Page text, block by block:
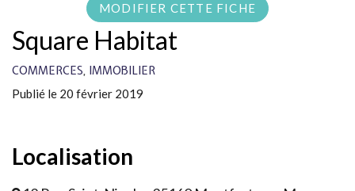
MODIFIER CETTE FICHE
Square Habitat
COMMERCES, IMMOBILIER
Publié le 20 février 2019
Localisation